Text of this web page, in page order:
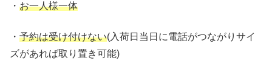
・ お一人様一体
・ 予約は受け付けない(入荷日当日に電話がつながりサイ
ズがあれば取り置き可能)